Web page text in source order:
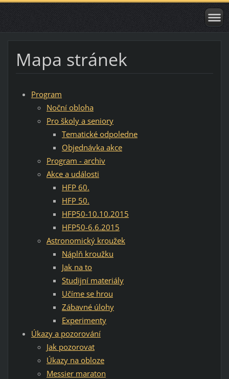
Mapa stránek
Program
Noční obloha
Pro školy a seniory
Tematické odpoledne
Objednávka akce
Program - archiv
Akce a události
HFP 60.
HFP 50.
HFP50-10.10.2015
HFP50-6.6.2015
Astronomický kroužek
Náplň kroužku
Jak na to
Studijní materiály
Učíme se hrou
Zábavné úlohy
Experimenty
Úkazy a pozorování
Jak pozorovat
Úkazy na obloze
Messier maraton